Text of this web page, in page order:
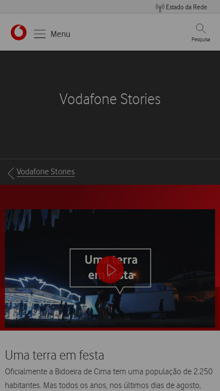
Estado da Rede
Menu
Pesquisa
Vodafone Stories
Breadcrumbs
Vodafone Stories
Uma terra em festa
Oficialmente a Bidoeira de Cima tem uma população de 2.250
habitantes. Mas todos os anos, nos últimos dias de agosto,